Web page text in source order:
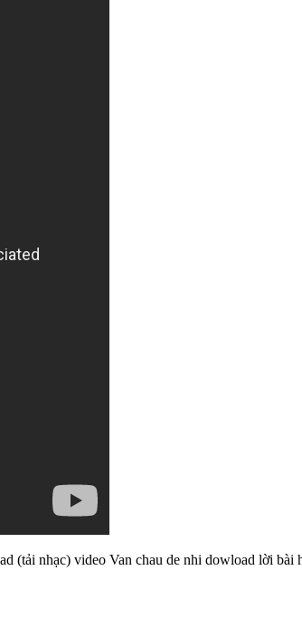
(tải nhạc) video Van chau de nhi dowload lời